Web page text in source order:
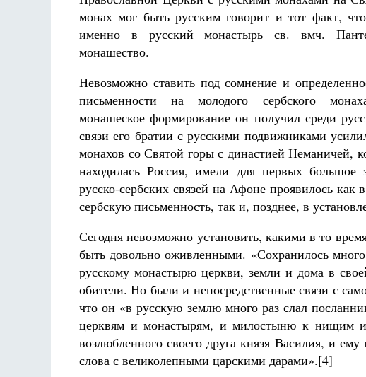
монах мог быть русским говорит и тот факт,
именно в русский монастырь св. вмч.
монашество.
Невозможно ставить под сомнение и
письменности на молодого сербского
монашеское формирование он получил среди
связи его братии с русскими подвижниками
монахов со Святой горы с династией Неманичей,
находилась Россия, имели для первых большое
русско-сербских связей на Афоне проявилось
сербскую письменность, так и, позднее, в
Сегодня невозможно установить, какими в то
быть довольно оживленными. «Сохранилось
русскому монастырю церкви, земли и дома в
обители. Но были и непосредственные связи с
что он «в русскую землю много раз слал
церквям и монастырям, и милостыню к нищим
возлюбленного своего друга князя Василия, и
слова с великолепными царскими дарами».[4]